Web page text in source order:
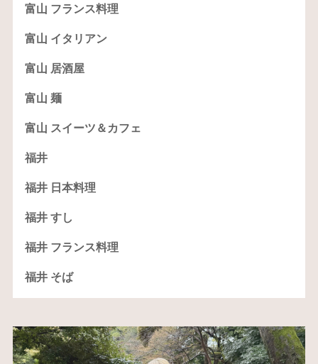
富山 フランス料理
富山 イタリアン
富山 居酒屋
富山 麺
富山 スイーツ＆カフェ
福井
福井 日本料理
福井 すし
福井 フランス料理
福井 そば